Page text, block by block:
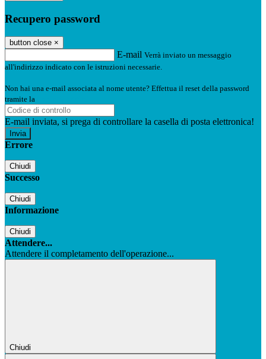
Recupero password
button close ×
E-mail Verrà inviato un messaggio
all'indirizzo indicato con le istruzioni necessarie.
Non hai una e-mail associata al nome utente? Effettua il reset della password
tramite la
E-mail inviata, si prega di controllare la casella di posta elettronica!
Errore
Chiudi
Successo
Chiudi
Informazione
Chiudi
Attendere...
Attendere il completamento dell'operazione...
Chiudi